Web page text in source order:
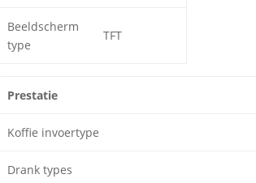
Beeldscherm
type
TFT
Prestatie
Koffie invoertype
Drank types